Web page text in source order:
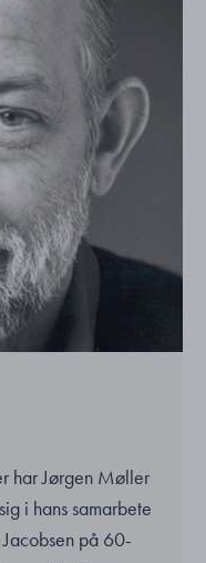
har Jørgen Møller
i hans samarbete
på 60-